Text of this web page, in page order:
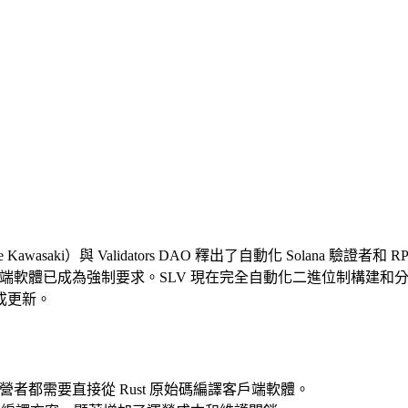
）與 Validators DAO 釋出了自動化 Solana 驗證者和
體已成為強制要求。SLV 現在完全自動化二進位制構建和
新。
者都需要直接從 Rust 原始碼編譯客戶端軟體。